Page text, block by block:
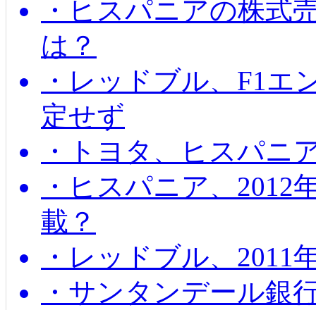
・ヒスパニアの株式
は？
・レッドブル、F1エ
定せず
・トヨタ、ヒスパニ
・ヒスパニア、2012
載？
・レッドブル、2011
・サンタンデール銀